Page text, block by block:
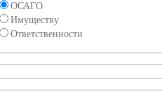
ОСАГО
Имуществу
Ответственности